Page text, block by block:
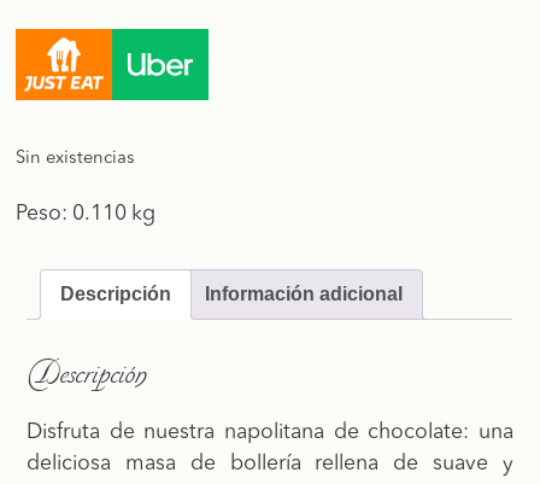
Sin existencias
Peso: 0.110 kg
Descripción Información adicional
Descripción
Disfruta de nuestra napolitana de chocolate: una
deliciosa masa de bollería rellena de suave y